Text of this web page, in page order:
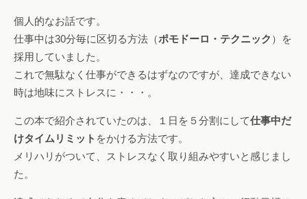
個人的なお話です。
仕事中は30分毎に区切る方法（ポモドーロ・テクニック ）を
採用していました。
これで無駄なく仕事ができるはずなのですが、達成できない
時は地味にストレスに・・・。
この本で紹介されていたのは、１日を５分割にして仕事中だ
けタイムリミット をかける方法です。
メリハリがついて、ストレスなく取り組みやすいと感じまし
た。